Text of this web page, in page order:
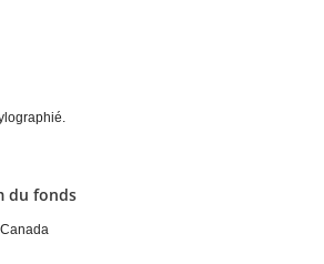
du fonds